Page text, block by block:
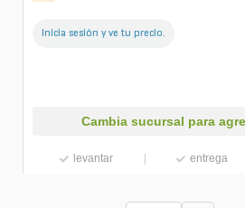
Inicia sesión y ve tu precio.
Cambia sucursal para
levantar entrega